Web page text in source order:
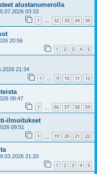
alustanumerolla
03:33
1 … 32 33 34 35
20:56
1 2 3 4 5
21:34
1 … 9 10 11 12
08:47
1 56 57 58 59
ilmoitukset
09:51
1 19 20 21 22
21:20
1 2 3 4 5